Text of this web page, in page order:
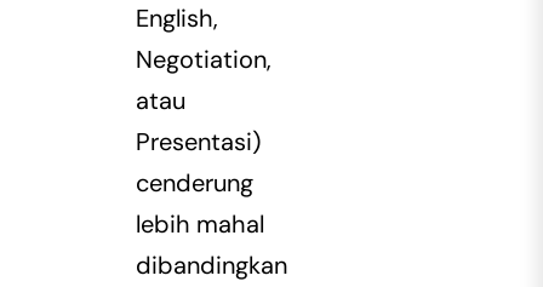
English,
Negotiation,
atau
Presentasi)
cenderung
lebih mahal
dibandingkan